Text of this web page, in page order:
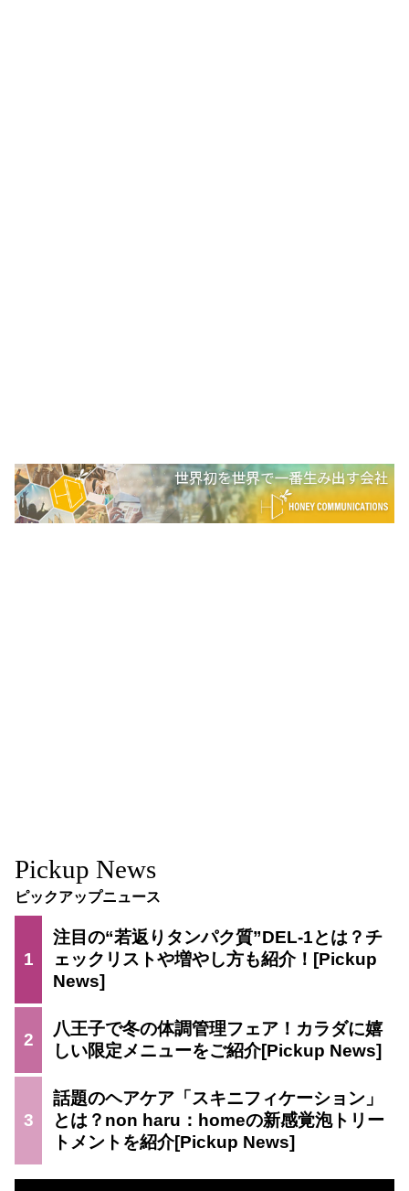
Pickup News
ピックアップニュース
1
注目の“若返りタンパク質”DEL-1とは？チ
ェックリストや増やし方も紹介！
2
八王子で冬の体調管理フェア！カラダに嬉
しい限定メニューをご紹介
3
話題のヘアケア「スキニフィケーション」
とは？non haru：homeの新感覚泡トリー
トメントを紹介